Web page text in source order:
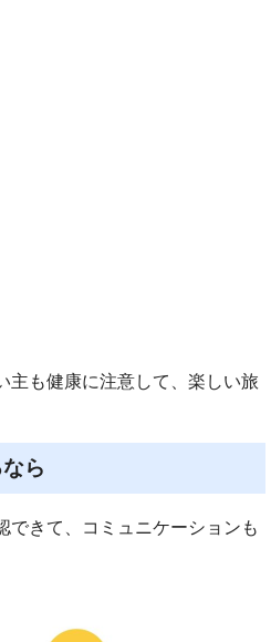
主も健康に注意して、楽しい旅
ら
できて、コミュニケーションも